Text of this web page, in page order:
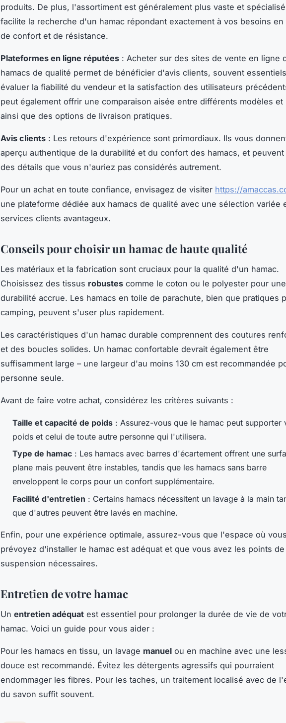
produits. De plus, l'assortiment est généralement plus vaste et
facilite la recherche d'un hamac répondant exactement à vos besoins en
de confort et de résistance.
Plateformes en ligne réputées : Acheter sur des sites de vente en ligne
hamacs de qualité permet de bénéficier d'avis clients, souvent
évaluer la fiabilité du vendeur et la satisfaction des utilisateurs
peut également offrir une comparaison aisée entre différents modèles et
ainsi que des options de livraison pratiques.
Avis clients : Les retours d'expérience sont primordiaux. Ils vous
aperçu authentique de la durabilité et du confort des hamacs, et
des détails que vous n'auriez pas considérés autrement.
Pour un achat en toute confiance, envisagez de visiter https://
une plateforme dédiée aux hamacs de qualité avec une sélection variée
services clients avantageux.
Conseils pour choisir un hamac de haute qualité
Les matériaux et la fabrication sont cruciaux pour la qualité d'un hamac.
Choisissez des tissus robustes comme le coton ou le polyester pour une
durabilité accrue. Les hamacs en toile de parachute, bien que pratiques
camping, peuvent s'user plus rapidement.
Les caractéristiques d'un hamac durable comprennent des coutures
et des boucles solides. Un hamac confortable devrait également être
suffisamment large – une largeur d'au moins 130 cm est recommandée
personne seule.
Avant de faire votre achat, considérez les critères suivants :
Taille et capacité de poids : Assurez-vous que le hamac peut supporter
poids et celui de toute autre personne qui l'utilisera.
Type de hamac : Les hamacs avec barres d'écartement offrent une
plane mais peuvent être instables, tandis que les hamacs sans barre
enveloppent le corps pour un confort supplémentaire.
Facilité d'entretien : Certains hamacs nécessitent un lavage à la main
que d'autres peuvent être lavés en machine.
Enfin, pour une expérience optimale, assurez-vous que l'espace où vous
prévoyez d'installer le hamac est adéquat et que vous avez les points de
suspension nécessaires.
Entretien de votre hamac
Un entretien adéquat est essentiel pour prolonger la durée de vie de
hamac. Voici un guide pour vous aider :
Pour les hamacs en tissu, un lavage manuel ou en machine avec une
douce est recommandé. Évitez les détergents agressifs qui pourraient
endommager les fibres. Pour les taches, un traitement localisé avec de
du savon suffit souvent.